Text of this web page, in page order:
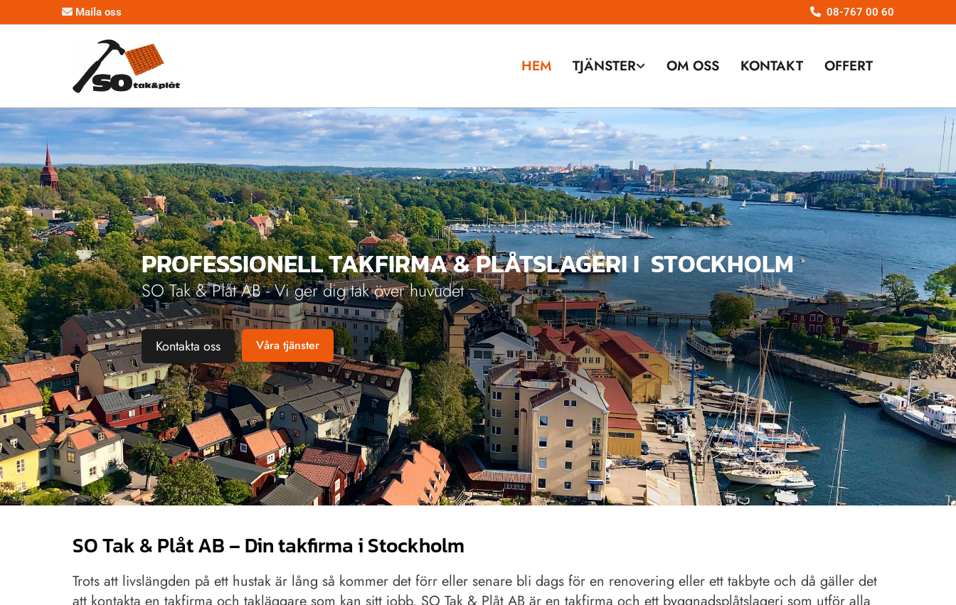
 Maila oss  08-767 00 60
HEM TJÄNSTER OM OSS KONTAKT OFFERT
PROFESSIONELL TAKFIRMA & PLÅTSLAGERI I STOCKHOLM
SO Tak & Plåt AB - Vi ger dig tak över huvudet
Kontakta oss Våra tjänster
SO Tak & Plåt AB – Din takfirma i Stockholm
Trots att livslängden på ett hustak är lång så kommer det förr eller senare bli dags för en renovering eller ett takbyte och då gäller det